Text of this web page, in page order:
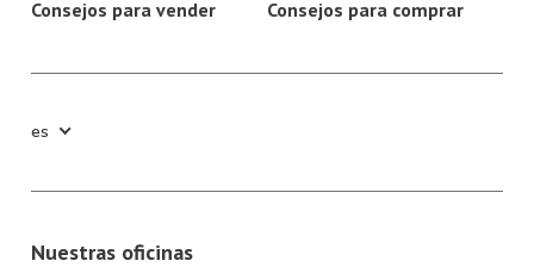
Consejos para vender Consejos para comprar
es
Nuestras oficinas